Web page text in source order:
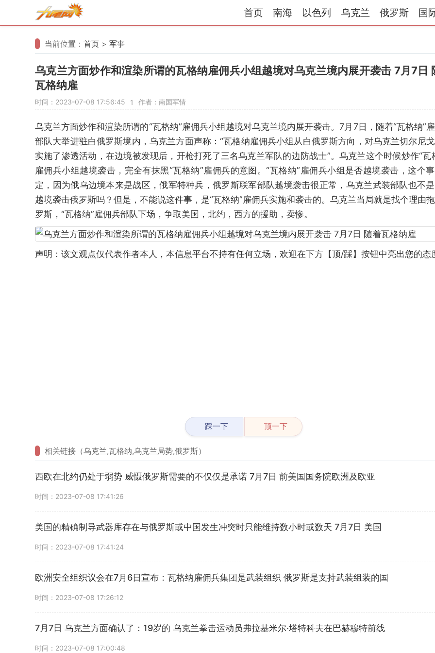
首页 南海 以色列 乌克兰 俄罗斯 国
当前位置： 首页 > 军事
乌克兰方面炒作和渲染所谓的瓦格纳雇佣兵小组越境对乌克兰境内展开袭击 7月7日
瓦格纳雇
时间：2023-07-08 17:56:45 1 作者：南国军情
乌克兰方面炒作和渲染所谓的“瓦格纳”雇佣兵小组越境对乌克兰境内展开袭击。7月7日，随着“瓦格纳”
部队大举进驻白俄罗斯境内，乌克兰方面声称：“瓦格纳雇佣兵小组从白俄罗斯方向，对乌克兰切尔尼
实施了渗透活动，在边境被发现后，开枪打死了三名乌克兰军队的边防战士”。乌克兰这个时候炒作“瓦
雇佣兵小组越境袭击，完全有抹黑“瓦格纳”雇佣兵的意图。“瓦格纳”雇佣兵小组是否越境袭击，这个
定，因为俄乌边境本来是战区，俄军特种兵，俄罗斯联军部队越境袭击很正常，乌克兰武装部队也不
越境袭击俄罗斯吗？但是，不能说这件事，是“瓦格纳”雇佣兵实施和袭击的。乌克兰当局就是找个理由
罗斯，“瓦格纳”雇佣兵部队下场，争取美国，北约，西方的援助，卖惨。
声明：该文观点仅代表作者本人，本信息平台不持有任何立场，欢迎在下方【顶/踩】按钮中亮出您的态
踩一下 顶一下
相关链接（乌克兰,瓦格纳,乌克兰局势,俄罗斯）
西欧在北约仍处于弱势 威慑俄罗斯需要的不仅仅是承诺 7月7日 前美国国务院欧洲及欧亚
时间：2023-07-08 17:41:26
美国的精确制导武器库存在与俄罗斯或中国发生冲突时只能维持数小时或数天 7月7日 美国
时间：2023-07-08 17:41:24
欧洲安全组织议会在7月6日宣布：瓦格纳雇佣兵集团是武装组织 俄罗斯是支持武装组装的国
时间：2023-07-08 17:26:12
7月7日 乌克兰方面确认了：19岁的 乌克兰拳击运动员弗拉基米尔·塔特科夫在巴赫穆特前线
时间：2023-07-08 17:00:48